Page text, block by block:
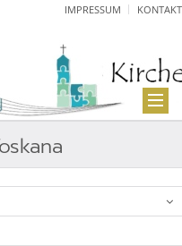
IMPRESSUM KONTAKT